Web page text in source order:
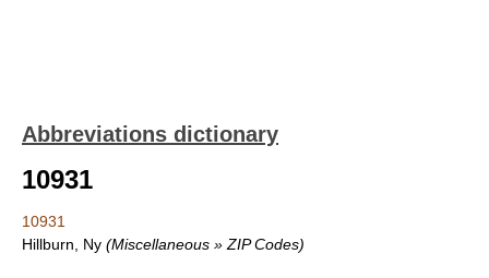
Abbreviations dictionary
10931
10931
Hillburn, Ny (Miscellaneous » ZIP Codes)